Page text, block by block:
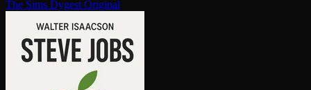
The Sims Dygest Original